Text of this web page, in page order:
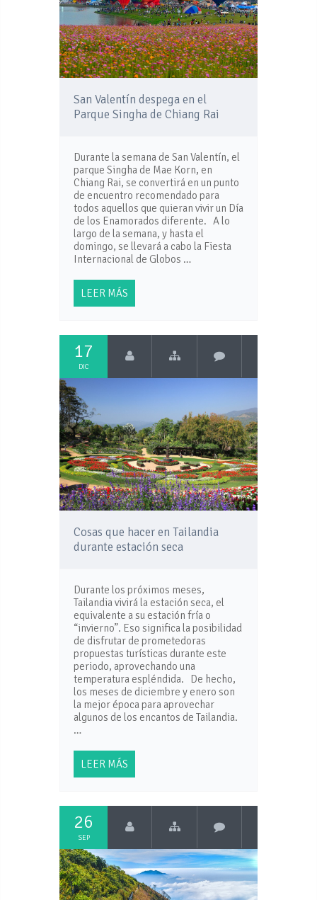
San Valentín despega en el
Parque Singha de Chiang Rai
Durante la semana de San Valentín, el
parque Singha de Mae Korn, en
Chiang Rai, se convertirá en un punto
de encuentro recomendado para
todos aquellos que quieran vivir un Día
de los Enamorados diferente. A lo
largo de la semana, y hasta el
domingo, se llevará a cabo la Fiesta
Internacional de Globos …
LEER MÁS
17
DIC
Cosas que hacer en Tailandia
durante estación seca
Durante los próximos meses,
Tailandia vivirá la estación seca, el
equivalente a su estación fría o
“invierno”. Eso significa la posibilidad
de disfrutar de prometedoras
propuestas turísticas durante este
periodo, aprovechando una
temperatura espléndida. De hecho,
los meses de diciembre y enero son
la mejor época para aprovechar
algunos de los encantos de Tailandia.
…
LEER MÁS
26
SEP